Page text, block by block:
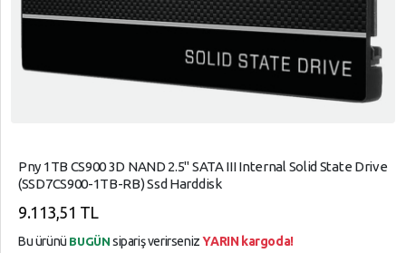
Pny 1TB CS900 3D NAND 2.5" SATA III Internal Solid State Drive
(SSD7CS900-1TB-RB) Ssd Harddisk
9.113,51 TL
Bu ürünü BUGÜN sipariş verirsenizYARIN kargoda!